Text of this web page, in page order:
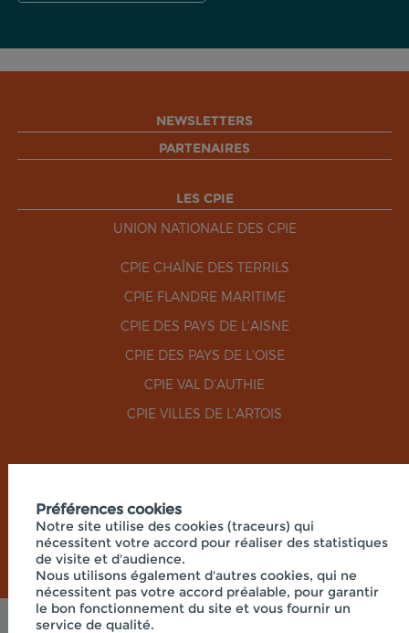
NEWSLETTERS
PARTENAIRES
LES CPIE
UNION NATIONALE DES CPIE
CPIE CHAÎNE DES TERRILS
CPIE FLANDRE MARITIME
CPIE DES PAYS DE L'AISNE
CPIE DES PAYS DE L'OISE
CPIE VAL D'AUTHIE
CPIE VILLES DE L'ARTOIS
Préférences cookies
Notre site utilise des cookies (traceurs) qui
nécessitent votre accord pour réaliser des statistiques
de visite et d'audience.
Nous utilisons également d'autres cookies, qui ne
nécessitent pas votre accord préalable, pour garantir
le bon fonctionnement du site et vous fournir un
service de qualité.